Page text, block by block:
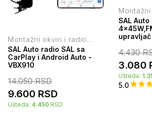
Montažni okviri i radio
blende
SAL Auto radio SAL sa
CarPlay i Android Auto -
VBX910
14.050RSD
9.600 RSD
Ušteda: 4.450 RSD
blende
SAL Auto
5.0
4.430
3.080
Ušteda: